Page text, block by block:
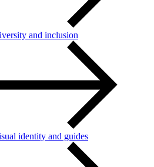
and inclusion
identity and guides